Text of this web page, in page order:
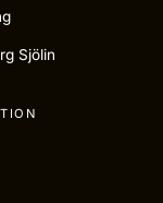
Sjölin